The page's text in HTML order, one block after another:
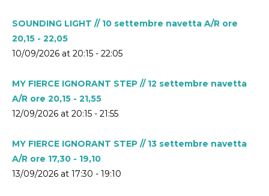
SOUNDING LIGHT // 10 settembre navetta A/R ore
20,15 - 22,05
10/09/2026 at 20:15 - 22:05
MY FIERCE IGNORANT STEP // 12 settembre navetta
A/R ore 20,15 - 21,55
12/09/2026 at 20:15 - 21:55
MY FIERCE IGNORANT STEP // 13 settembre navetta
A/R ore 17,30 - 19,10
13/09/2026 at 17:30 - 19:10